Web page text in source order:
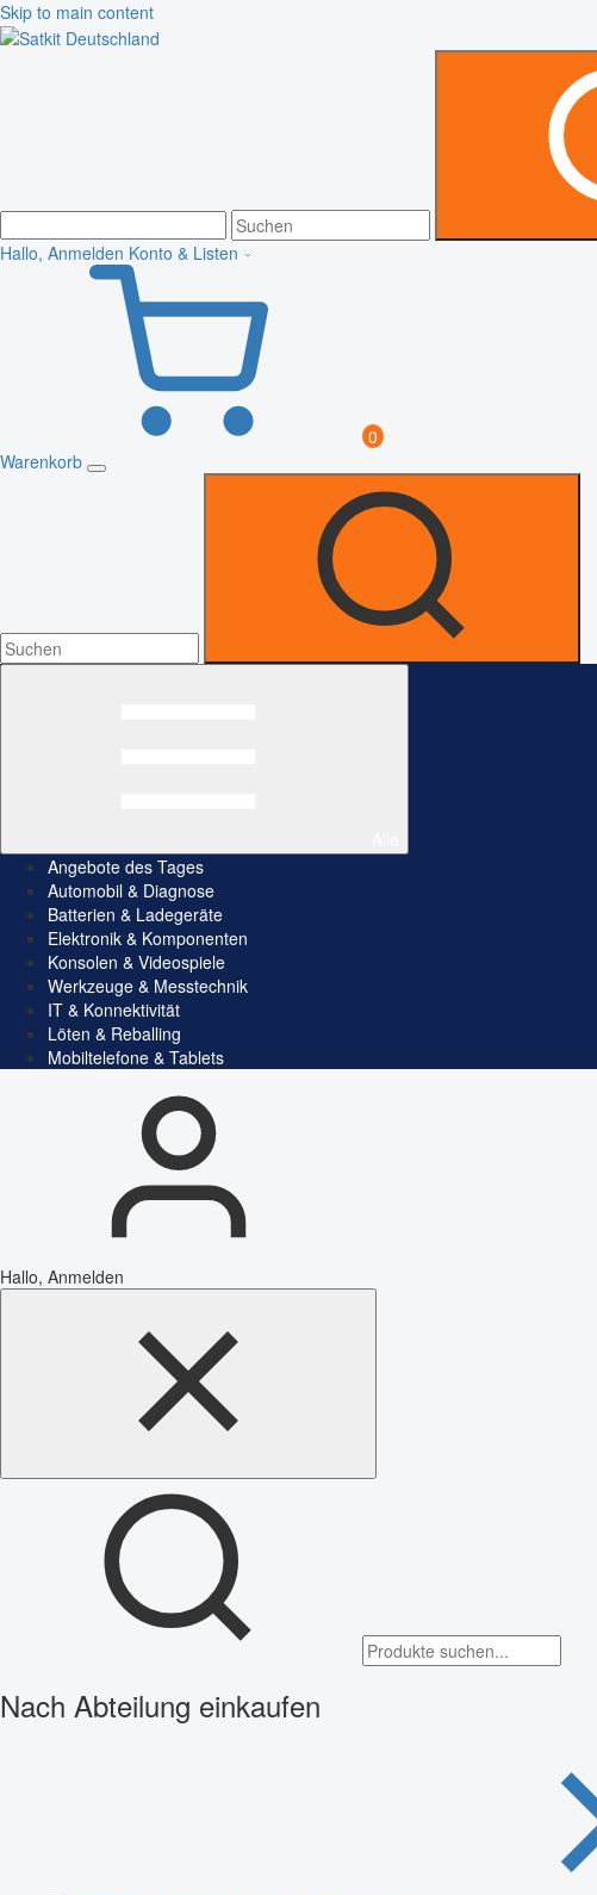
Skip to main content
Hallo, Anmelden Konto & Listen
0
Warenkorb
Angebote des Tages
Automobil & Diagnose
Batterien & Ladegeräte
Elektronik & Komponenten
Konsolen & Videospiele
Werkzeuge & Messtechnik
IT & Konnektivität
Löten & Reballing
Mobiltelefone & Tablets
Hallo, Anmelden
Nach Abteilung einkaufen